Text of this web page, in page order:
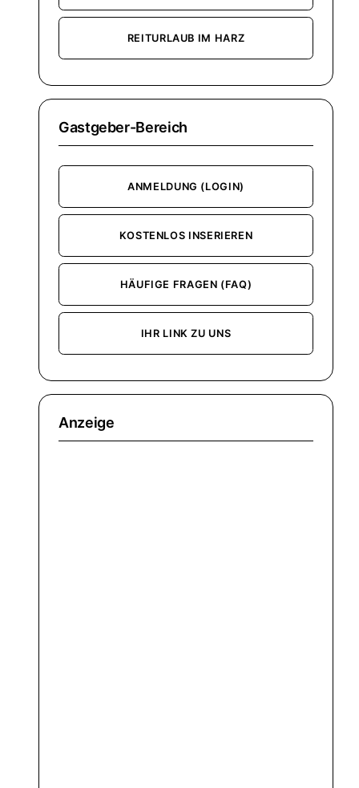
REITURLAUB IM HARZ
Gastgeber-Bereich
ANMELDUNG (LOGIN)
KOSTENLOS INSERIEREN
HÄUFIGE FRAGEN (FAQ)
IHR LINK ZU UNS
Anzeige